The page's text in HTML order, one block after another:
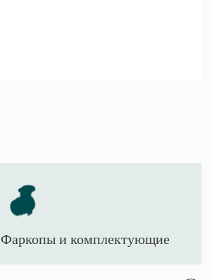
Фаркопы и комплектующие